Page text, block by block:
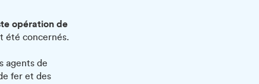
opération de
été concernés.
agents de
fer et des